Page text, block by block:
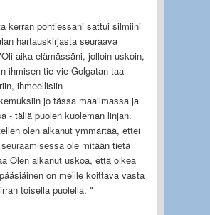
kerran pohtiessani sattui silmiini
hartauskirjasta seuraava
aika elämässäni, jolloin uskoin,
ihmisen tie vie Golgatan taa
ihmeellisiin
jo tässa maailmassa ja
- tällä puolen kuoleman linjan.
olen alkanut ymmärtää, ettei
ole mitään tietä
Olen alkanut uskoa, että oikea
on meille koittava vasta
toisella puolella. "